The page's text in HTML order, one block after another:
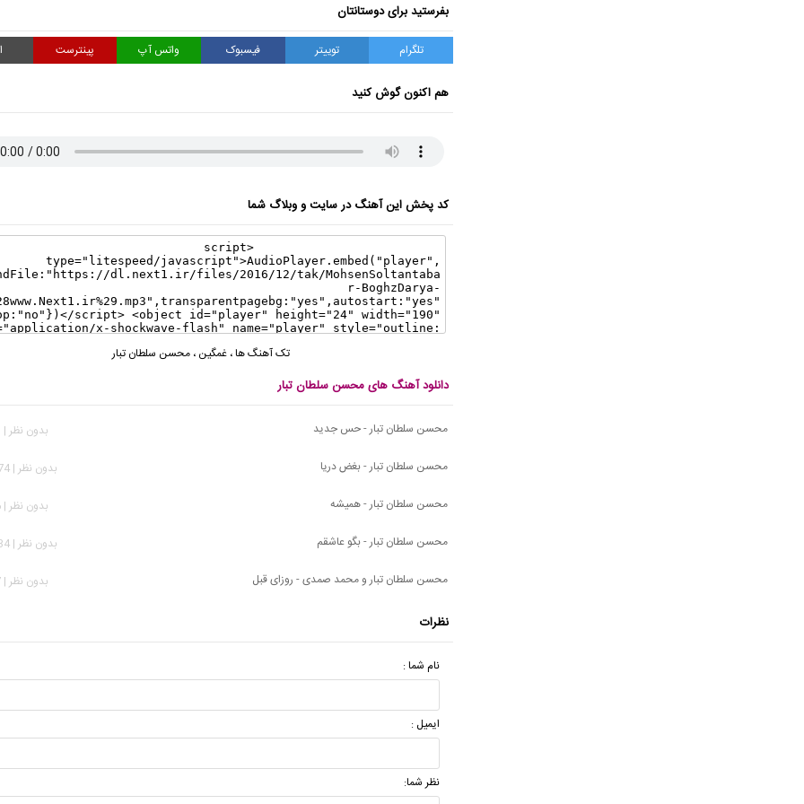
بفرستید برای دوستانتان
تلگرام توییتر فیسبوک واتس آپ پینترست
هم اکنون گوش کنید
کد پخش این آهنگ در سایت و وبلاگ شما
تک آهنگ ها، غمگین ، محسن سلطان تبار
دانلود آهنگ های محسن سلطان تبار
محسن سلطان تبار - حس جدید
بدون نظر | 963 بازدید
محسن سلطان تبار - بغض دریا
بدون نظر | 2,174 بازدید
محسن سلطان تبار - همیشه
بدون نظر | 696 بازدید
محسن سلطان تبار - بگو عاشقم
بدون نظر | 1,434 بازدید
محسن سلطان تبار و محمد صمدی - روزای قبل
بدون نظر | 637 بازدید
نظرات
نام شما :
ایمیل :
نظر شما: